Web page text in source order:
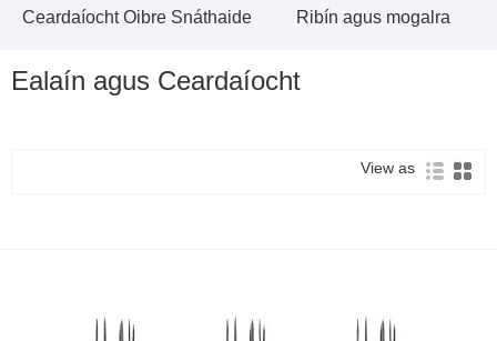
Ceardaíocht Oibre Snáthaide Ribín agus mogalra
Ealaín agus Ceardaíocht
View as